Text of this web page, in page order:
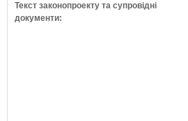
Текст законопроекту та супровідні
документи: